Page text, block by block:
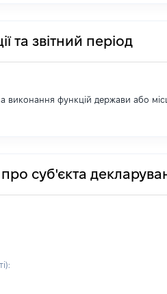
та звітний період
виконання функцій держави або
суб'єкта